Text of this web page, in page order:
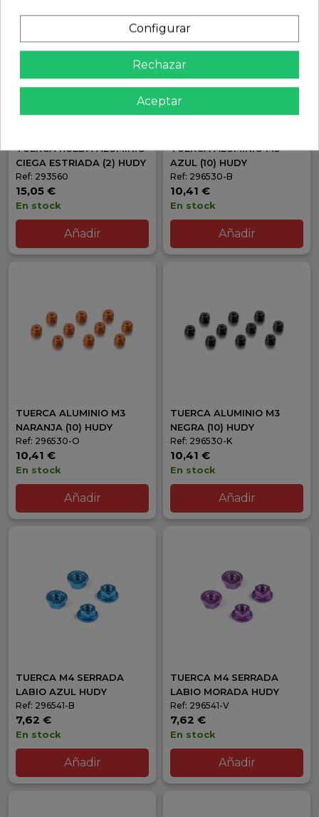
TUERCA RUEDA ALUMINIO
CIEGA ESTRIADA (2) HUDY
Ref: 293560
15,05 €
En stock
Añadir
TUERCA ALUMINIO M3
AZUL (10) HUDY
Ref: 296530-B
10,41 €
En stock
Añadir
TUERCA ALUMINIO M3
NARANJA (10) HUDY
Ref: 296530-O
10,41 €
En stock
Añadir
TUERCA ALUMINIO M3
NEGRA (10) HUDY
Ref: 296530-K
10,41 €
En stock
Añadir
TUERCA M4 SERRADA
LABIO AZUL HUDY
Ref: 296541-B
7,62 €
En stock
Añadir
TUERCA M4 SERRADA
LABIO MORADA HUDY
Ref: 296541-V
7,62 €
En stock
Añadir
Configurar
Rechazar
Aceptar